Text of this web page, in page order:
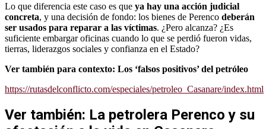
Lo que diferencia este caso es que ya hay una acción judicial
concreta, y una decisión de fondo: los bienes de Perenco deberán
ser usados para reparar a las víctimas. ¿Pero alcanza? ¿Es
suficiente embargar oficinas cuando lo que se perdió fueron vidas,
tierras, liderazgos sociales y confianza en el Estado?
Ver también para contexto: Los ‘falsos positivos’ del petróleo
https://rutasdelconflicto.com/especiales/petroleo_Casanare/index.html
Ver también: La petrolera Perenco y su